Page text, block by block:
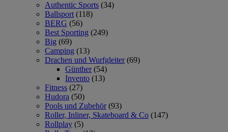
Authentic Sports (34)
Ballsport (118)
BERG (56)
Best Sporting (249)
Big (69)
Camping (13)
Drachen und Wurfgleiter (69)
Günther (54)
Invento (13)
Fitness (27)
Hudora (50)
Pools und Zubehör (93)
Roller, Inliner, Skateboard & Co (147)
Rollplay (5)